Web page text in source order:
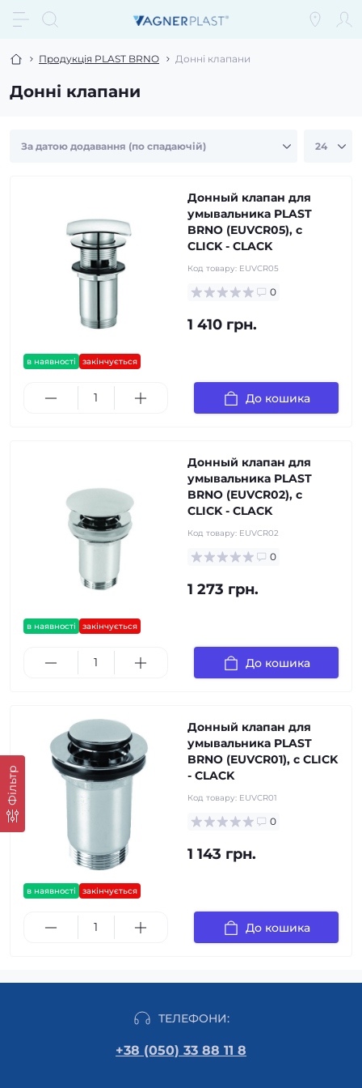
Продукція PLAST BRNO Донні клапани
Донні клапани
Фільтр
в наявності закінчується
Донный клапан для
умывальника PLAST
BRNO (EUVCR05), с
CLICK - CLACK
Код товару: EUVCR05
0
1 410 грн.
До кошика
в наявності закінчується
Донный клапан для
умывальника PLAST
BRNO (EUVCR02), с
CLICK - CLACK
Код товару: EUVCR02
0
1 273 грн.
До кошика
в наявності закінчується
Донный клапан для
умывальника PLAST
BRNO (EUVCR01), с CLICK
- CLACK
Код товару: EUVCR01
0
1 143 грн.
До кошика
ТЕЛЕФОНИ:
+38 (050) 33 88 11 8